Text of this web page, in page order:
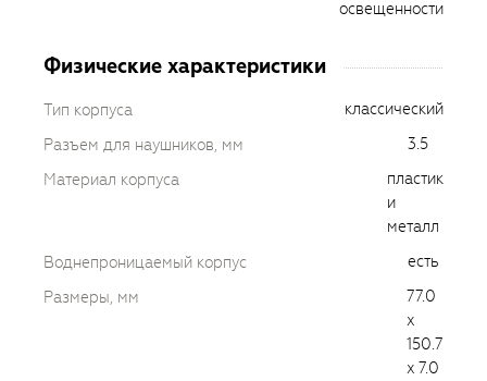
освещенности
Физические характеристики
Тип корпуса
классический
Разъем для наушников, мм
3.5
Материал корпуса
пластик
и
металл
Воднепроницаемый корпус
есть
Размеры, мм
77.0
x
150.7
x 7.0